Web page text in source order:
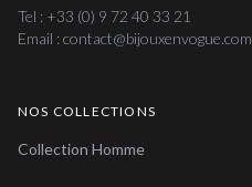
Tel : +33 (0) 9 72 40 33 21
Email : contact@bijouxenvogue.com
NOS COLLECTIONS
Collection Homme